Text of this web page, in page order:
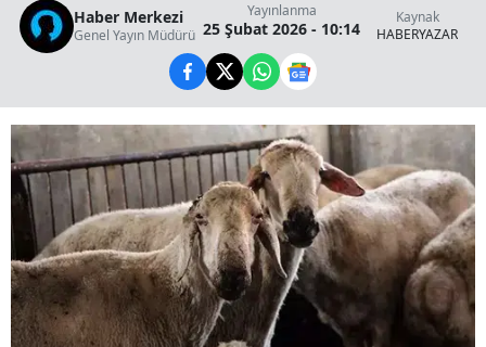
Haber Merkezi
Genel Yayın Müdürü
Yayınlanma
25 Şubat 2026 - 10:14
Kaynak
HABERYAZAR